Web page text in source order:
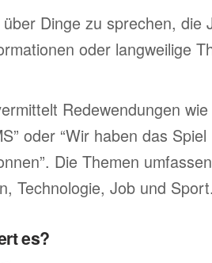
Dinge zu sprechen, die
oder langweilige
Redewendungen
oder “Wir haben das
Die Themen
Technologie, Job und
es?